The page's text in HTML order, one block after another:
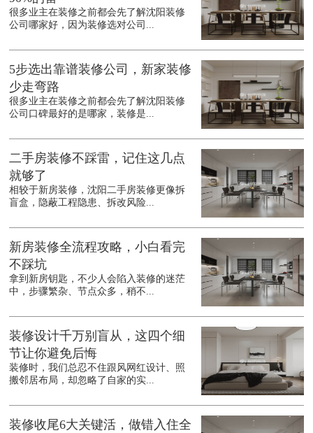
很多业主在装修之前都会先了解沈阳装修
公司哪家好，因为装修选对公司...
5步选出靠谱装修公司，新家装修
少走弯路
很多业主在装修之前都会先了解沈阳装修
公司口碑最好的是哪家，装修是...
二手房装修不踩雷，记住这几点
就够了
相较于新房装修，沈阳二手房装修更像拆
盲盒，隐蔽工程隐患、拆改风险...
新房装修全流程攻略，小白看完
不踩坑
拿到新房钥匙，不少人会陷入装修的迷茫
中，步骤繁杂、节点众多，稍不...
装修设计千万别盲从，这四个细
节让你避免后悔
装修时，我们总忍不住跟风网红设计、照
搬邻居布局，却忽略了自家的实...
装修收尾6大关键活，做错入住全